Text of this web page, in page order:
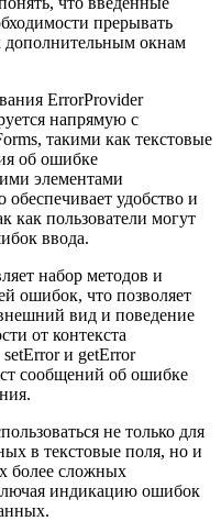
прерывать
дополнительным окнам
ErrorProvider
напрямую с
такими как текстовые
об ошибке
элементами
обеспечивает удобство и
как пользователи могут
ввода.
набор методов и
ошибок, что позволяет
вид и поведение
от контекста
и getError
сообщений об ошибке
не только для
в текстовые поля, но и
более сложных
индикацию ошибок